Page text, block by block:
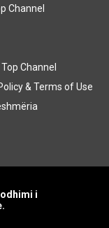
Channel
Channel
& Terms of Use
i